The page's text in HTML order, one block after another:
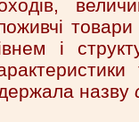
і
назву